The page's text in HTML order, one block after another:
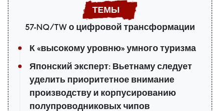
57-NQ/TW о цифровой трансформации
К «высокому уровню» умного туризма
Японский эксперт: Вьетнаму следует
уделить приоритетное внимание
производству и корпусированию
полупроводниковых чипов